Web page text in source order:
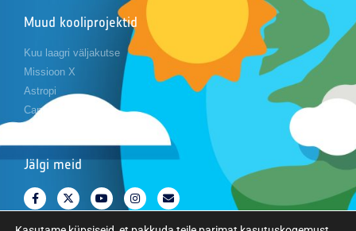
Muud kooliprojektid
Kuu laagri väljakutse
Missioon X
Astropi
Cansat
Jälgi meid